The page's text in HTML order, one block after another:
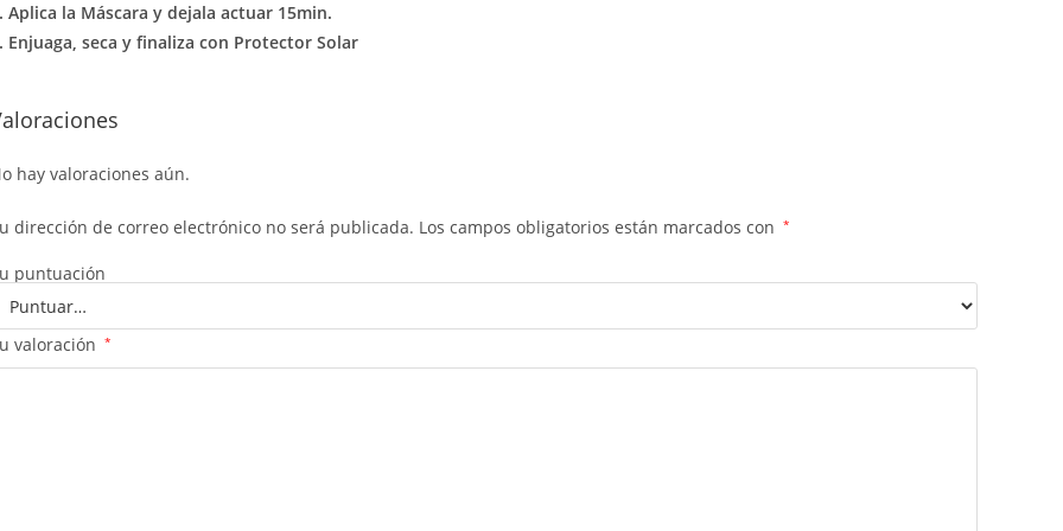
Aplica la Máscara y dejala actuar 15min.
Enjuaga, seca y finaliza con Protector Solar
hay valoraciones aún.
dirección de correo electrónico no será publicada. Los campos obligatorios están marcados con *
puntuación
valoración *